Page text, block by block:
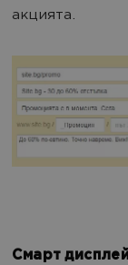
акцията.
Смарт